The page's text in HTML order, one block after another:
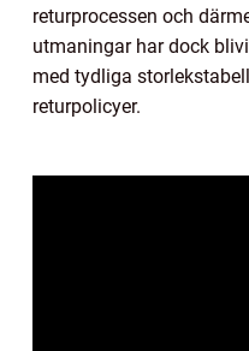
returprocessen och
utmaningar har dock
med tydliga
returpolicyer.